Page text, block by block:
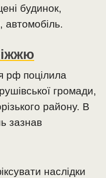
будинок,
автомобіль.
рф поцілила
громади,
району. В
зазнав
наслідки